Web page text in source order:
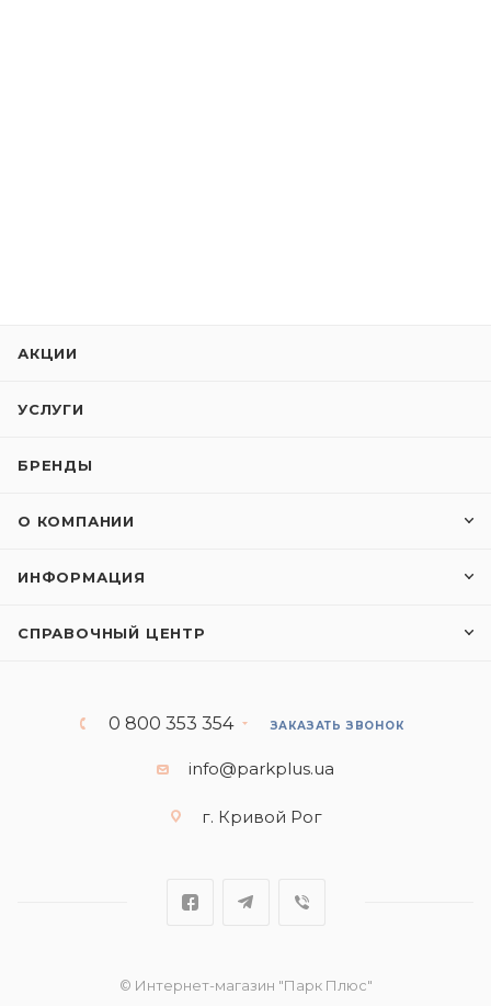
АКЦИИ
УСЛУГИ
БРЕНДЫ
О КОМПАНИИ
ИНФОРМАЦИЯ
СПРАВОЧНЫЙ ЦЕНТР
0 800 353 354 ЗАКАЗАТЬ ЗВОНОК
info@parkplus.ua
г. Кривой Рог
© Интернет-магазин "Парк Плюс"